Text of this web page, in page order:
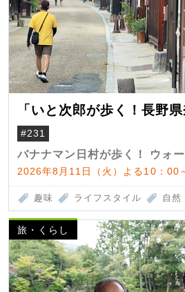
「いと次郎が歩く！長野
#231
バナナマン日村が歩く！ ウォ
2026年8月11日（火）よる10：00
趣味 ライフスタイル 自然
旅・くらし